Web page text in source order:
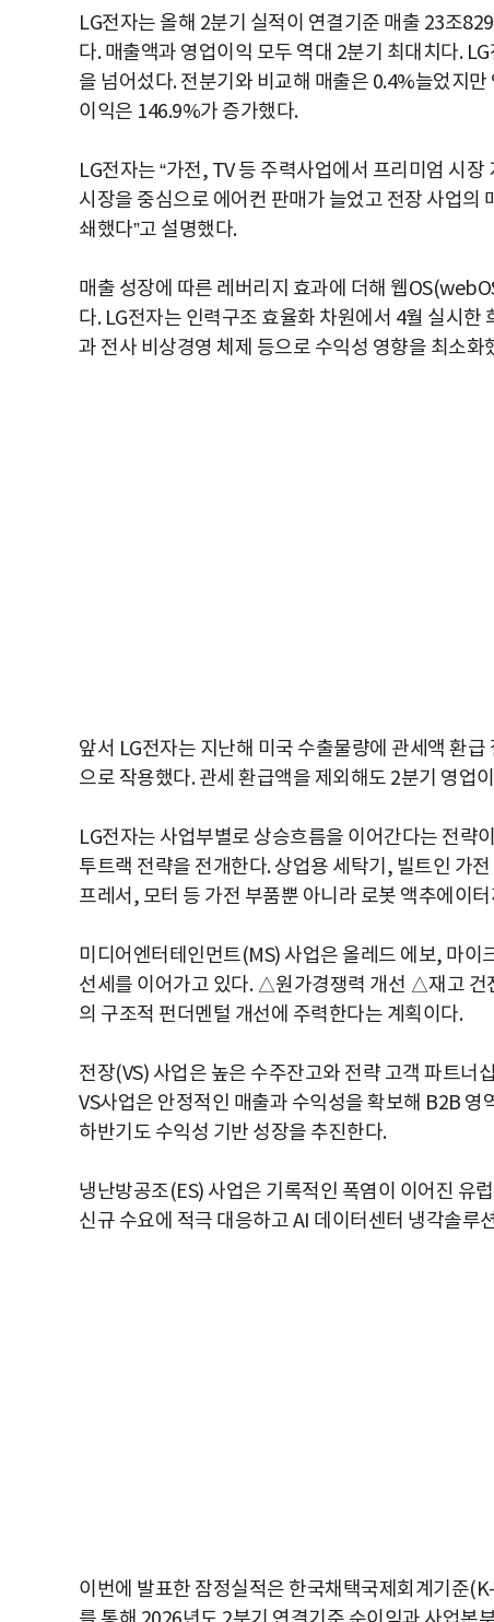
LG전자는 올해 2분기 실적이 연결기준 매출 23조
다. 매출액과 영업이익 모두 역대 2분기 최대치다.
을 넘어섰다. 전분기와 비교해 매출은 0.4%늘었지
이익은 146.9%가 증가했다.
LG전자는 “가전, TV 등 주력사업에서 프리미엄 시
시장을 중심으로 에어컨 판매가 늘었고 전장 사업의
쇄했다”고 설명했다.
매출 성장에 따른 레버리지 효과에 더해 웹
다. LG전자는 인력구조 효율화 차원에서 4월 실시
과 전사 비상경영 체제 등으로 수익성 영향을 최소화
앞서 LG전자는 지난해 미국 수출물량에 관세액 환
으로 작용했다. 관세 환급액을 제외해도 2분기 영업
LG전자는 사업부별로 상승흐름을 이어간다는 전략
투트랙 전략을 전개한다. 상업용 세탁기, 빌트인 가
프레서, 모터 등 가전 부품뿐 아니라 로봇 액추에이
미디어엔터테인먼트(MS) 사업은 올레드 에보, 마이
선세를 이어가고 있다. △원가경쟁력 개선 △재고
의 구조적 펀더멘털 개선에 주력한다는 계획이다.
전장(VS) 사업은 높은 수주잔고와 전략 고객 파트너
VS사업은 안정적인 매출과 수익성을 확보해 B2B
하반기도 수익성 기반 성장을 추진한다.
냉난방공조(ES) 사업은 기록적인 폭염이 이어진 유
신규 수요에 적극 대응하고 AI 데이터센터 냉각솔루
이번에 발표한 잠정실적은 한국채택국제회계기준